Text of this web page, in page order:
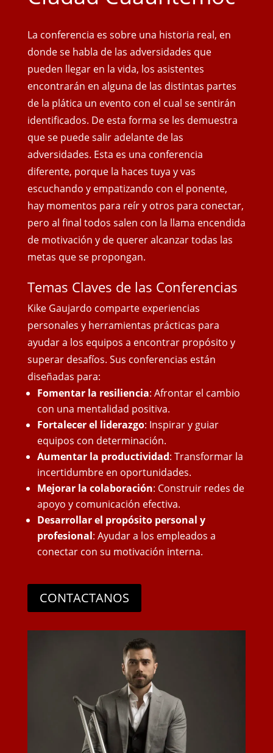
La conferencia es sobre una historia real, en
donde se habla de las adversidades que
pueden llegar en la vida, los asistentes
encontrarán en alguna de las distintas partes
de la plática un evento con el cual se sentirán
identificados. De esta forma se les demuestra
que se puede salir adelante de las
adversidades. Esta es una conferencia
diferente, porque la haces tuya y vas
escuchando y empatizando con el ponente,
hay momentos para reír y otros para conectar,
pero al final todos salen con la llama encendida
de motivación y de querer alcanzar todas las
metas que se propongan.
Temas Claves de las Conferencias
Kike Gaujardo comparte experiencias
personales y herramientas prácticas para
ayudar a los equipos a encontrar propósito y
superar desafíos. Sus conferencias están
diseñadas para:
Fomentar la resiliencia: Afrontar el cambio
con una mentalidad positiva.
Fortalecer el liderazgo: Inspirar y guiar
equipos con determinación.
Aumentar la productividad: Transformar la
incertidumbre en oportunidades.
Mejorar la colaboración: Construir redes de
apoyo y comunicación efectiva.
Desarrollar el propósito personal y
profesional: Ayudar a los empleados a
conectar con su motivación interna.
CONTACTANOS